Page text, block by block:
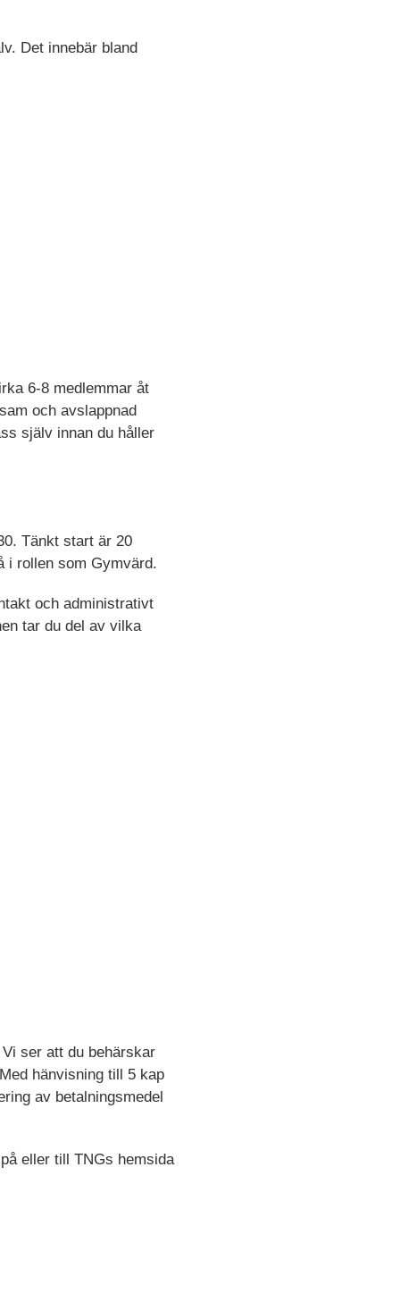
Det innebär bland
6-8 medlemmar åt
och avslappnad
själv innan du håller
Tänkt start är 20
i rollen som Gymvärd.
och administrativt
tar du del av vilka
ser att du behärskar
hänvisning till 5 kap
av betalningsmedel
eller till TNGs hemsida